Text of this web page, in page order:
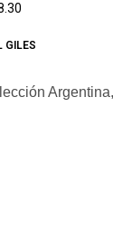
GILES